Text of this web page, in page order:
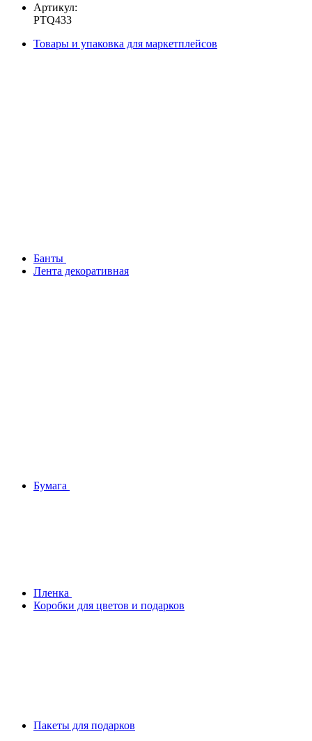
Артикул:
PTQ433
Товары и упаковка для маркетплейсов
Банты
Лента декоративная
Бумага
Плeнка
Коробки для цветов и подарков
Пакеты для подарков